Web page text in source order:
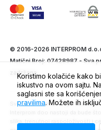
© 2016-2026 INTERPROM
Matični Broj: 07428987 - Sva
zadržana.
Sve cene na ovom sajtu iskazane
Koristimo kolačiće kako
iskustvo na ovom sajtu.
saglasni ste sa
pravilima. Možete ih